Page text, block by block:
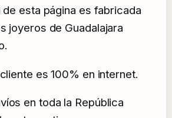
de esta página es fabricada
joyeros de Guadalajara
es 100% en internet.
en toda la República